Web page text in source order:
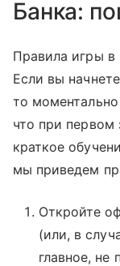
Банка:
Правила игры в
Если вы
то
что при первом
краткое
мы приведем
Откройте
(или, в
главное, не